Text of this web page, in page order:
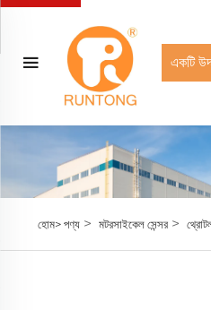
একটি
হোম>পণ্য> মটরসাইকেল সেন্সর>